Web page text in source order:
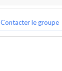
Contacter le groupe